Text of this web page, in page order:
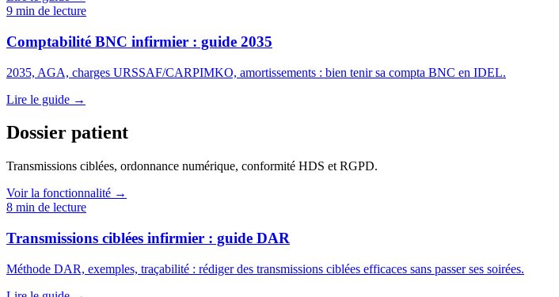
9 min de lecture
Comptabilité BNC infirmier : guide 2035
2035, AGA, charges URSSAF/CARPIMKO, amortissements : bien tenir sa compta BNC en IDEL.
Lire le guide →
Dossier patient
Transmissions ciblées, ordonnance numérique, conformité HDS et RGPD.
Voir la fonctionnalité →
8 min de lecture
Transmissions ciblées infirmier : guide DAR
Méthode DAR, exemples, traçabilité : rédiger des transmissions ciblées efficaces sans passer ses soirées.